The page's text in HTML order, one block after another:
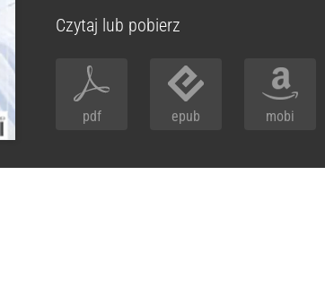
Czytaj lub pobierz
pdf epub mobi